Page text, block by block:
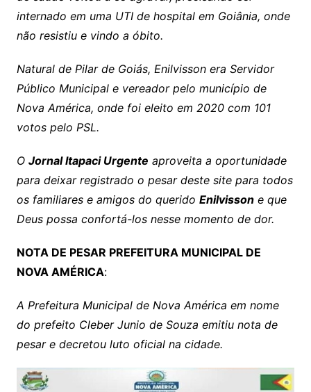
internado em uma UTI de hospital em Goiânia, onde
não resistiu e vindo a óbito.
Natural de Pilar de Goiás, Enilvisson era Servidor
Público Municipal e vereador pelo município de
Nova América, onde foi eleito em 2020 com 101
votos pelo PSL.
O Jornal Itapaci Urgente aproveita a oportunidade
para deixar registrado o pesar deste site para todos
os familiares e amigos do querido Enilvissone que
Deus possa confortá-los nesse momento de dor.
NOTA DE PESAR PREFEITURA MUNICIPAL DE
NOVA AMÉRICA:
A Prefeitura Municipal de Nova América em nome
do prefeito Cleber Junio de Souza emitiu nota de
pesar e decretou luto oficial na cidade.